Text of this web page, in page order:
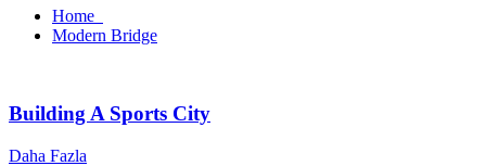
Home
Modern Bridge
Building A Sports City
Daha Fazla